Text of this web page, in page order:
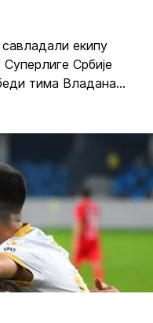
екипу
Србије
тима Владана